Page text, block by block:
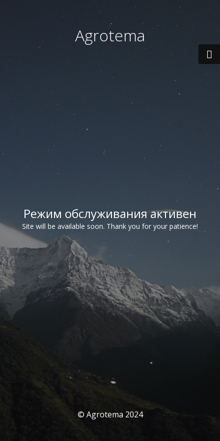
Agrotema
Режим обслуживания активен
Site will be available soon. Thank you for your patience!
© Agrotema 2024